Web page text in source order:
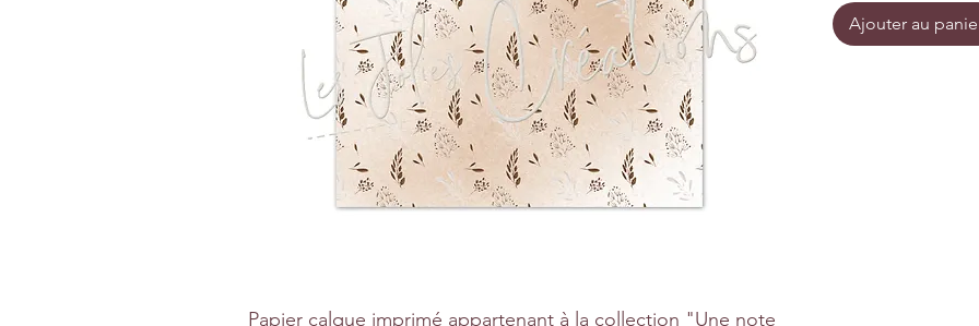
Papier calque imprimé appartenant à la collection "Une note
Ajouter au